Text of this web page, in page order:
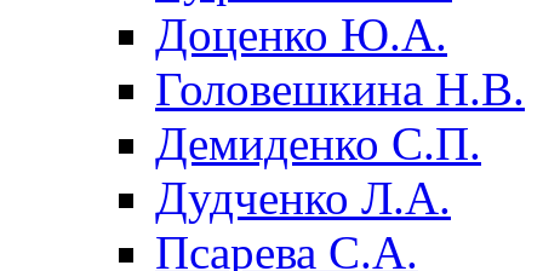
Доценко Ю.А.
Головешкина Н.В.
Демиденко С.П.
Дудченко Л.А.
Псарева С.А.